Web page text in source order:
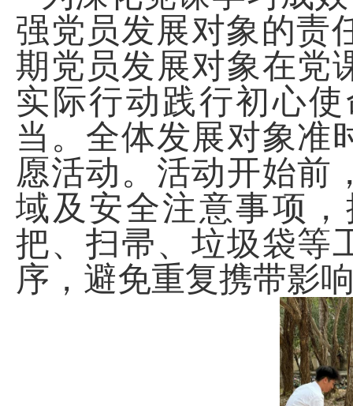
强党员发展对象的责
期党员发展对象在党
实际行动践行初心
当。全体发展对象准
愿活动。活动开始前
域及安全注意事项
把、扫帚、垃圾袋等
序，避免重复携带影